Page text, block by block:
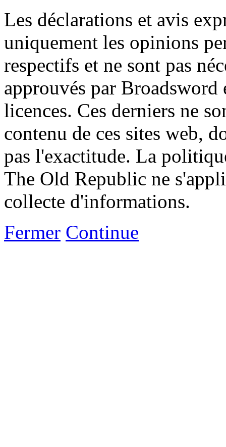
Les déclarations et avis
uniquement les opinions
respectifs et ne sont pas
approuvés par
licences. Ces derniers ne
contenu de ces sites web,
pas l'exactitude. La
The Old Republic ne
collecte d'informations.
Fermer Continue